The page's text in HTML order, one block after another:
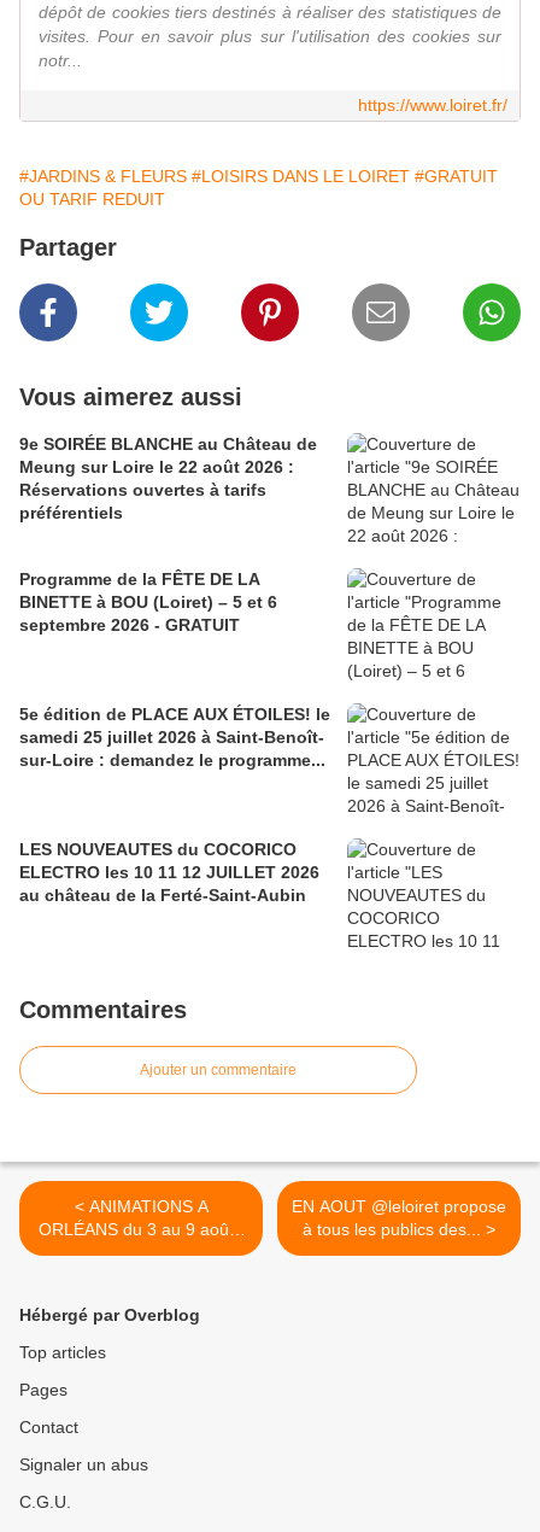
dépôt de cookies tiers destinés à réaliser des statistiques de
visites. Pour en savoir plus sur l'utilisation des cookies sur
notr...
https://www.loiret.fr/
#JARDINS & FLEURS #LOISIRS DANS LE LOIRET #GRATUIT
OU TARIF REDUIT
Partager
Vous aimerez aussi
9e SOIRÉE BLANCHE au Château de
Meung sur Loire le 22 août 2026 :
Réservations ouvertes à tarifs
préférentiels
Programme de la FÊTE DE LA
BINETTE à BOU (Loiret) – 5 et 6
septembre 2026 - GRATUIT
5e édition de PLACE AUX ÉTOILES! le
samedi 25 juillet 2026 à Saint-Benoît-
sur-Loire : demandez le programme...
LES NOUVEAUTES du COCORICO
ELECTRO les 10 11 12 JUILLET 2026
au château de la Ferté-Saint-Aubin
Commentaires
Ajouter un commentaire
< ANIMATIONS A
ORLÉANS du 3 au 9 août :
visites guidées, balades,
EN AOUT @leloiret propose
à tous les publics des... >
Hébergé par Overblog
Top articles
Pages
Contact
Signaler un abus
C.G.U.